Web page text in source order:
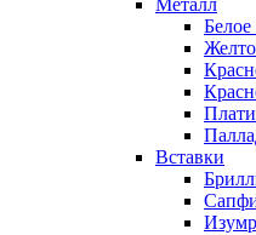
Металл
Белое
Вставки